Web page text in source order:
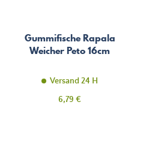
Gummifische Rapala
Weicher Peto 16cm
Versand 24 H
Preis
6,79 €